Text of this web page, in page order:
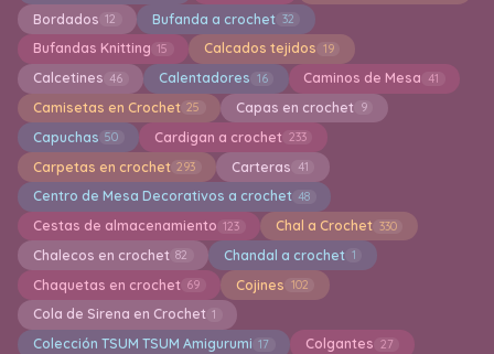
Bordados 12 Bufanda a crochet 32
Bufandas Knitting 15 Calcados tejidos 19
Calcetines 46 Calentadores 16 Caminos de Mesa 41
Camisetas en Crochet 25 Capas en crochet 9
Capuchas 50 Cardigan a crochet 233
Carpetas en crochet 293 Carteras 41
Centro de Mesa Decorativos a crochet 48
Cestas de almacenamiento 123 Chal a Crochet 330
Chalecos en crochet 82 Chandal a crochet 1
Chaquetas en crochet 69 Cojines 102
Cola de Sirena en Crochet 1
Colección TSUM TSUM Amigurumi 17 Colgantes 27